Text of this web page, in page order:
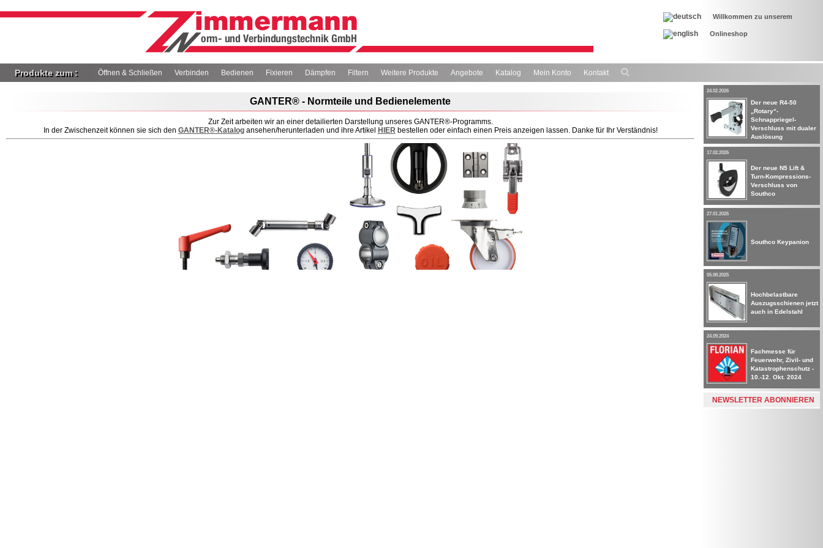
Willkommen zu unserem
Onlineshop
GANTER® - Normteile und Bedienelemente
Zur Zeit arbeiten wir an einer detailierten Darstellung unseres GANTER®-Programms.
In der Zwischenzeit können sie sich den GANTER®-Katalogansehen/herunterladen und ihre Artikel HIER bestellen oder einfach einen Preis anzeigen lassen. Danke für Ihr Verständnis!
Produkte zum : Öffnen & Schließen Verbinden Bedienen Fixieren Dämpfen Filtern Weitere Produkte Angebote Katalog Mein Konto Kontakt
24.02.2026
Der neue R4-50
„Rotary“-
Schnappriegel-
Verschluss mit dualer
Auslösung
17.02.2026
Der neue N5 Lift &
Turn-Kompressions-
Verschluss von
Southco
27.01.2026
Southco Keypanion
05.08.2025
Hochbelastbare
Auszugsschienen jetzt
auch in Edelstahl
24.09.2024
Fachmesse für
Feuerwehr, Zivil- und
Katastrophenschutz -
10.-12. Okt. 2024
NEWSLETTER ABONNIEREN